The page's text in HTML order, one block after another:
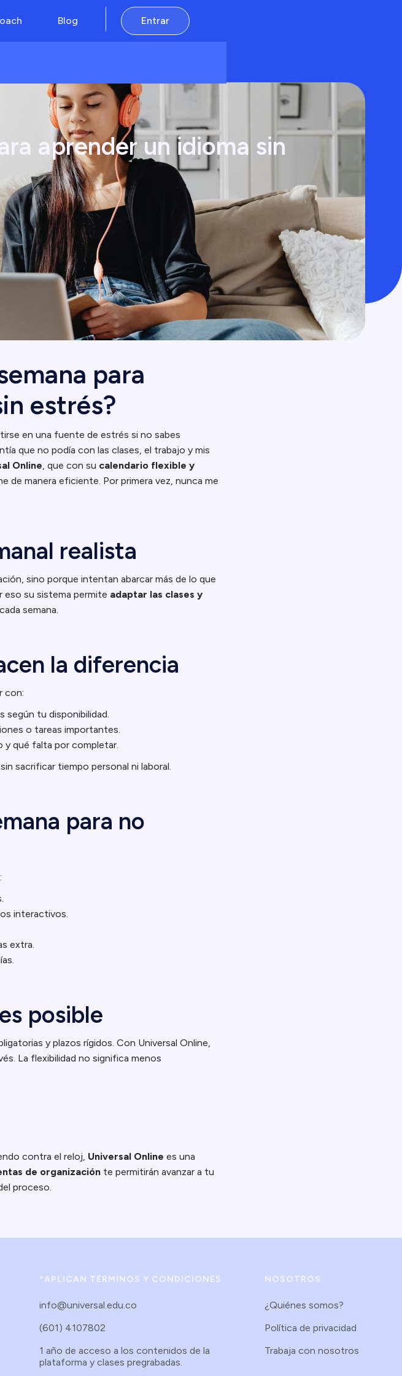
Blog Entrar
aprender un idioma sin
para
estrés?
en una fuente de estrés si no sabes
que no podía con las clases, el trabajo y mis
Online, que con su calendario flexible y
de manera eficiente. Por primera vez, nunca me
realista
sino porque intentan abarcar más de lo que
eso su sistema permite adaptar las clases y
semana.
la diferencia
con:
según tu disponibilidad.
o tareas importantes.
y qué falta por completar.
sacrificar tiempo personal ni laboral.
para no
interactivos.
extra.
posible
y plazos rígidos. Con Universal Online,
La flexibilidad no significa menos
contra el reloj, Universal Online es una
de organización te permitirán avanzar a tu
proceso.
*APLICAN TÉRMINOS Y CONDICIONES
info@universal.edu.co
(601) 4107802
1 año de acceso a los contenidos de la
plataforma y clases pregrabadas.
NOSOTROS
¿Quiénes somos?
Política de privacidad
Trabaja con nosotros